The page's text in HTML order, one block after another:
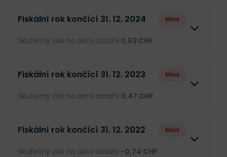
Fiskální rok končící 31. 12. 2024 Miss
Skutečný zisk na akcii dosáhl 0,63 CHF.
290,9 mil. CHF
EPS -- 0,63 CHF
Fiskální rok končící 31. 12. 2023 Miss
Skutečný zisk na akcii dosáhl 0,47 CHF.
260,1 mil. CHF
Fiskální rok končící 31. 12. 2022 Miss
Skutečný zisk na akcii dosáhl -0,74 CHF.